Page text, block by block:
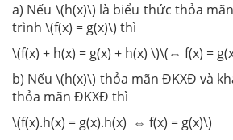
a) Nếu \(h(x)\) là biểu thức thỏa
trình \(f(x) = g(x)\) thì
\(f(x) + h(x) = g(x) + h(x) \)\(⇔ f(x) =
b) Nếu \(h(x)\) thỏa mãn ĐKXĐ và
thỏa mãn ĐKXĐ thì
\(f(x).h(x) = g(x).h(x) ⇔ f(x) = g(x)\)